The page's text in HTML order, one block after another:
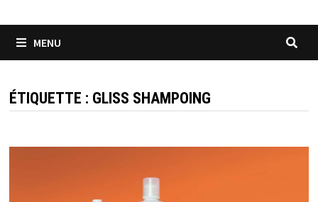
MENU
ÉTIQUETTE : GLISS SHAMPOING